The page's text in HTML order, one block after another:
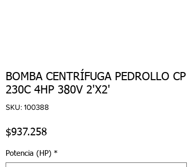
BOMBA CENTRÍFUGA PEDROLLO CP
230C 4HP 380V 2'X2'
SKU: 100388
$937.258Precio
Potencia (HP) *